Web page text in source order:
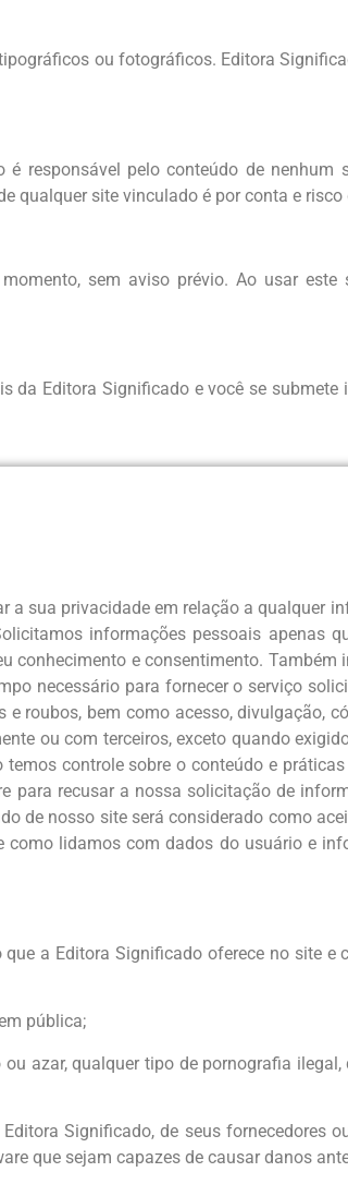
ou fotográficos. Editora
responsável pelo conteúdo de nenhum
qualquer site vinculado é por conta e risco
sem aviso prévio. Ao usar este
da Editora Significado e você se submete
sua privacidade em relação a qualquer
informações pessoais apenas
conhecimento e consentimento.
necessário para fornecer o serviço
roubos, bem como acesso, divulgação,
ou com terceiros, exceto quando
controle sobre o conteúdo e
para recusar a nossa solicitação de
de nosso site será considerado como
lidamos com dados do usuário e
a Editora Significado oferece no site e
pública;
azar, qualquer tipo de pornografia
Significado, de seus fornecedores
que sejam capazes de causar danos